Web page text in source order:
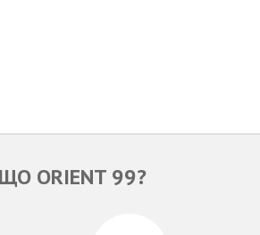
ORIENT 99?